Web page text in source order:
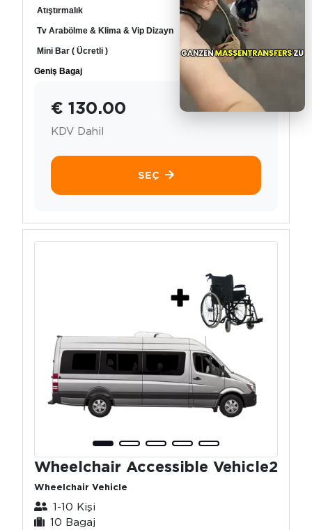
Atıştırmalık
Tv Arabölme & Klima & Vip Dizayn
Mini Bar ( Ücretli )
Geniş Bagaj
€ 130.00
KDV Dahil
SEÇ
Wheelchair Accessible Vehicle2
Wheelchair Vehicle
1-10 Kişi
10 Bagaj